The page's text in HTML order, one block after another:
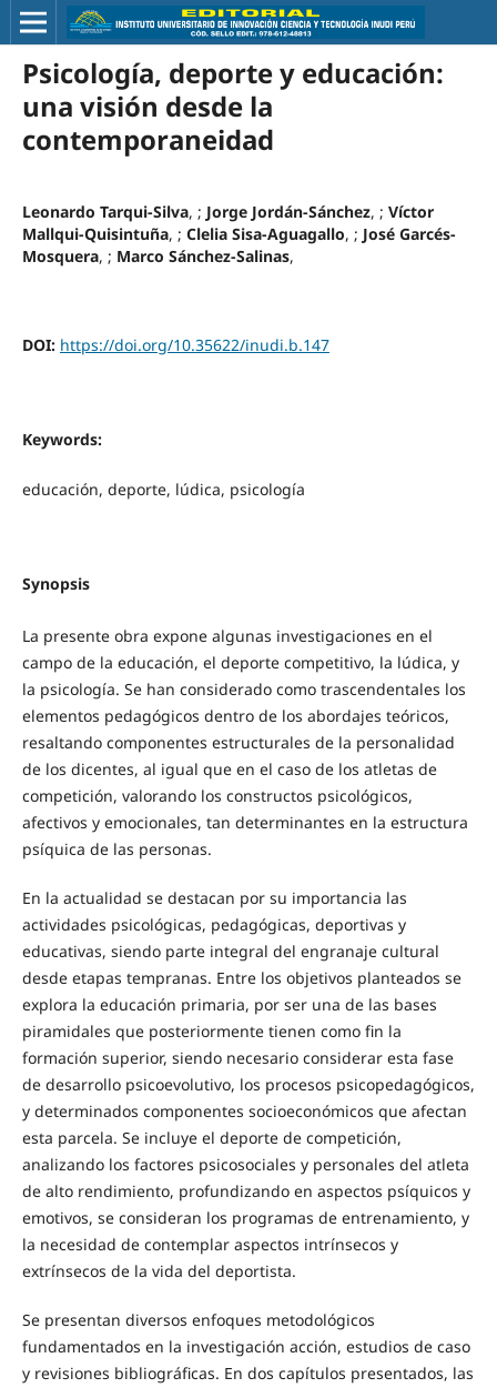
Psicología, deporte y educación:
una visión desde la
contemporaneidad
Leonardo Tarqui-Silva, ; Jorge Jordán-Sánchez, ; Víctor
Mallqui-Quisintuña, ; Clelia Sisa-Aguagallo, ; José Garcés-
Mosquera, ; Marco Sánchez-Salinas,
DOI: https://doi.org/10.35622/inudi.b.147
Keywords:
educación, deporte, lúdica, psicología
Synopsis
La presente obra expone algunas investigaciones en el
campo de la educación, el deporte competitivo, la lúdica, y
la psicología. Se han considerado como trascendentales los
elementos pedagógicos dentro de los abordajes teóricos,
resaltando componentes estructurales de la personalidad
de los dicentes, al igual que en el caso de los atletas de
competición, valorando los constructos psicológicos,
afectivos y emocionales, tan determinantes en la estructura
psíquica de las personas.
En la actualidad se destacan por su importancia las
actividades psicológicas, pedagógicas, deportivas y
educativas, siendo parte integral del engranaje cultural
desde etapas tempranas. Entre los objetivos planteados se
explora la educación primaria, por ser una de las bases
piramidales que posteriormente tienen como fin la
formación superior, siendo necesario considerar esta fase
de desarrollo psicoevolutivo, los procesos psicopedagógicos,
y determinados componentes socioeconómicos que afectan
esta parcela. Se incluye el deporte de competición,
analizando los factores psicosociales y personales del atleta
de alto rendimiento, profundizando en aspectos psíquicos y
emotivos, se consideran los programas de entrenamiento, y
la necesidad de contemplar aspectos intrínsecos y
extrínsecos de la vida del deportista.
Se presentan diversos enfoques metodológicos
fundamentados en la investigación acción, estudios de caso
y revisiones bibliográficas. En dos capítulos presentados, las